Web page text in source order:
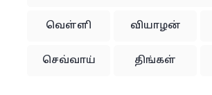
வெள்ளி வியாழன்
செவ்வாய் திங்கள்